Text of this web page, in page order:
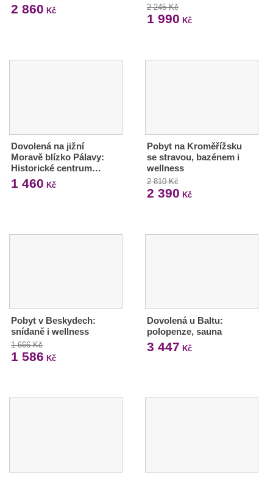
2 860 Kč 2 245 Kč
1 990 Kč
Dovolená na jižní
Moravě blízko Pálavy:
Historické centrum…
1 460 Kč
Pobyt na Kroměřížsku
se stravou, bazénem i
wellness
2 810 Kč
2 390 Kč
Pobyt v Beskydech:
snídaně i wellness
1 666 Kč
1 586 Kč
Dovolená u Baltu:
polopenze, sauna
3 447 Kč